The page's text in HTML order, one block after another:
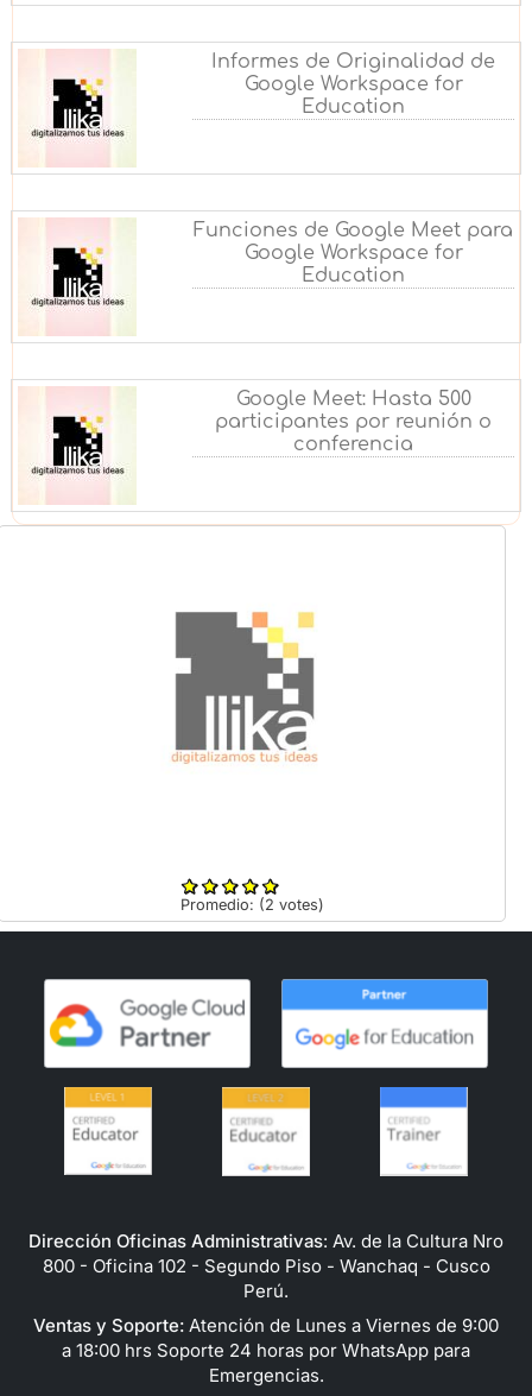
Informes de Originalidad de
Google Workspace for
Education
Funciones de Google Meet para
Google Workspace for
Education
Google Meet: Hasta 500
participantes por reunión o
conferencia
Promedio: (2 votes)
Dirección Oficinas Administrativas: Av. de la Cultura Nro
800 - Oficina 102 - Segundo Piso - Wanchaq - Cusco
Perú.
Ventas y Soporte: Atención de Lunes a Viernes de 9:00
a 18:00 hrs Soporte 24 horas por WhatsApp para
Emergencias.